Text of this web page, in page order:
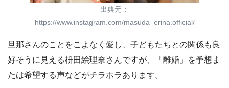
出典元：
https://www.instagram.com/masuda_erina.official/
旦那さんのことをこよなく愛し、子どもたちとの関係も良
好そうに見える枡田絵理奈さんですが、「離婚」を予想ま
たは希望する声などがチラホラあります。